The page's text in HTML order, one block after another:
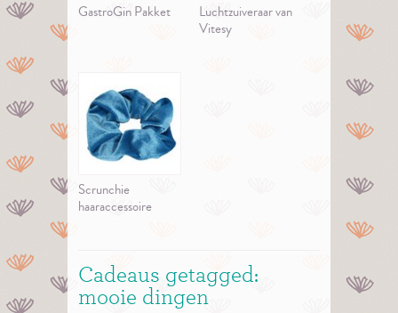
GastroGin Pakket
Luchtzuiveraar van
Vitesy
Scrunchie
haaraccessoire
Cadeaus getagged:
mooie dingen